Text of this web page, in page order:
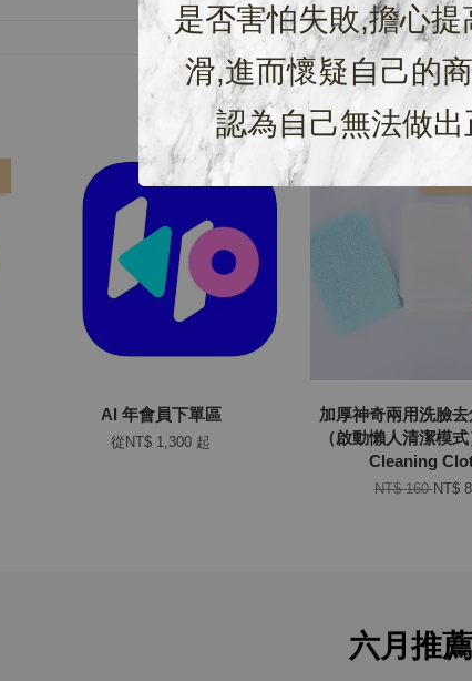
是否害怕失敗,擔心
滑,進而懷疑自己的
認為自己無法做
AI 年會員下單區
從 NT$ 1,300 起
加厚神奇兩用洗臉
（啟動懶人清潔模
Cleaning
NT$ 160NT$
六月推